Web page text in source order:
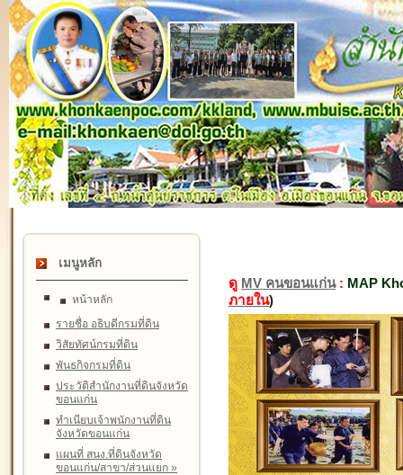
เมนูหลัก
หน้าหลัก
รายชื่อ อธิบดีกรมที่ดิน
วิสัยทัศน์กรมที่ดิน
พันธกิจกรมที่ดิน
ประวัติสำนักงานที่ดินจังหวัด
ขอนแก่น
ทำเนียบเจ้าพนักงานที่ดิน
จังหวัดขอนแก่น
แผนที่ สนง.ที่ดินจังหวัด
ขอนแก่น/สาขา/ส่วนแยก »
ดู MV คนขอนแก่น: MAP
ภายใน)